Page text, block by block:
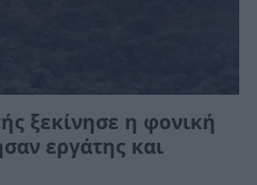
ξεκίνησε η φονική
εργάτης και